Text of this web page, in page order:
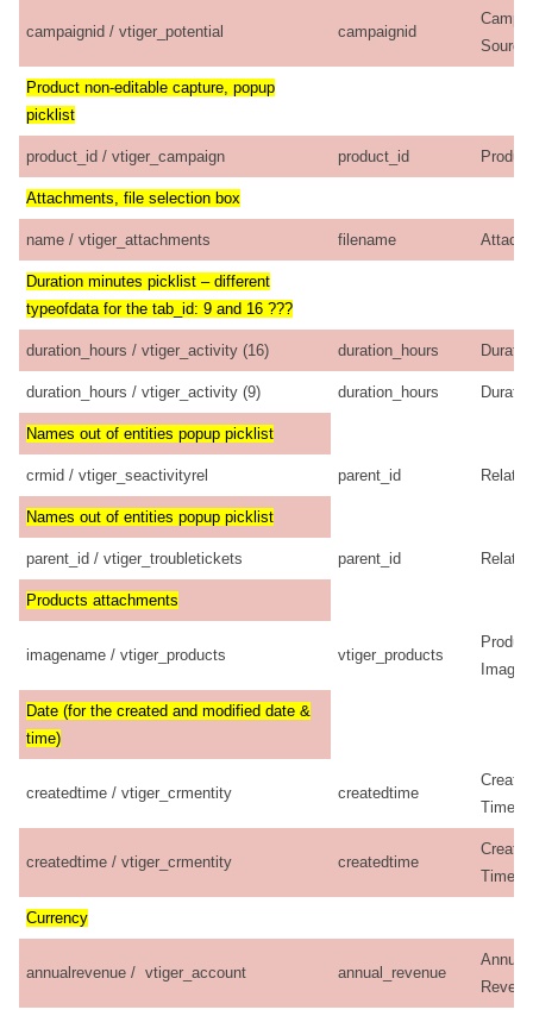
campaignid / vtiger_potential campaignid
Source
Product non-editable capture, popup
picklist
product_id / vtiger_campaign product_id Product
Attachments, file selection box
name / vtiger_attachments filename
Duration minutes picklist – different
typeofdata for the tab_id: 9 and 16 ???
duration_hours / vtiger_activity (16) duration_hours
duration_hours / vtiger_activity (9) duration_hours
Names out of entities popup picklist
crmid / vtiger_seactivityrel parent_id
Names out of entities popup picklist
parent_id / vtiger_troubletickets parent_id
Products attachments
imagename / vtiger_products vtiger_products
Product
Image
Date (for the created and modified date &
time)
createdtime / vtiger_crmentity createdtime
Created
Time
createdtime / vtiger_crmentity createdtime
Created
Time
Currency
annualrevenue / vtiger_account annual_revenue
Annual